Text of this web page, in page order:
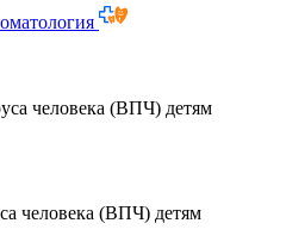
человека (ВПЧ) детям
человека (ВПЧ) детям